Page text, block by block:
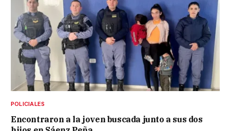
POLICIALES
Encontraron a la joven buscada junto a sus dos